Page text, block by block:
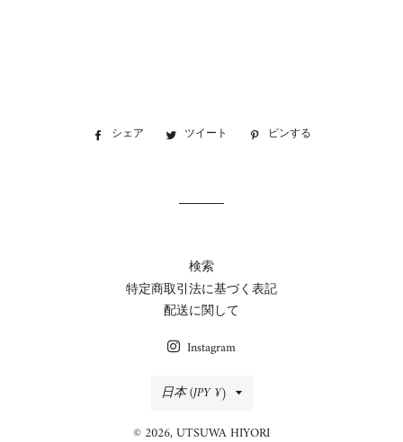
シェア
Facebookツイート
Twitter ピンする
検索
特定商取引法に基づく表記
配送に関して
Instagram
国/
地
日本 (JPY ¥)
© 2026, UTSUWA HIYORI